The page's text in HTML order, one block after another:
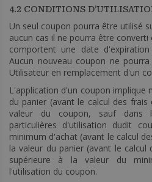
4.2 CONDITIONS
Un seul coupon pourra être utilisé
aucun cas il ne pourra être
comportent une date
Aucun nouveau coupon ne
Utilisateur en remplacement d'un
L'application d'un coupon implique
du panier (avant le calcul des
valeur du coupon, sauf dans
particulières d'utilisation dudit
minimum d'achat (avant le calcul
la valeur du panier (avant le
supérieure à la valeur du
l'utilisation du coupon.